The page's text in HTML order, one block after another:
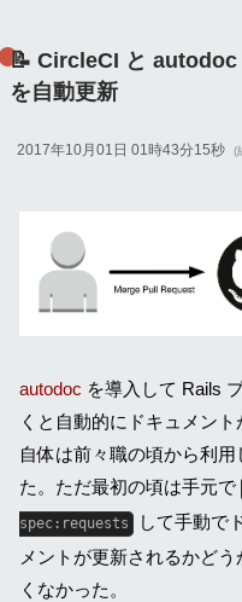
📝 CircleCI と autodoc
を自動更新
2017年10月01日 01時43分15秒 (
autodoc を導入して Rails
くと自動的にドキュメン
自体は前々職の頃から利
た。ただ最初の頃は手元で
spec:requests
して手動で
メントが更新されるかど
くなかった。